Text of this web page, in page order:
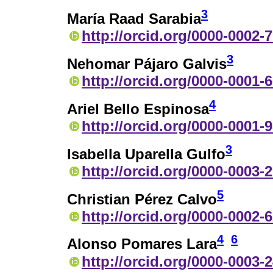
María Raad Sarabia3
http://orcid.org/0000-0002-
Nehomar Pájaro Galvis3
http://orcid.org/0000-0001-
Ariel Bello Espinosa4
http://orcid.org/0000-0001-
Isabella Uparella Gulfo3
http://orcid.org/0000-0003-
Christian Pérez Calvo5
http://orcid.org/0000-0002-
Alonso Pomares Lara4 6
http://orcid.org/0000-0003-